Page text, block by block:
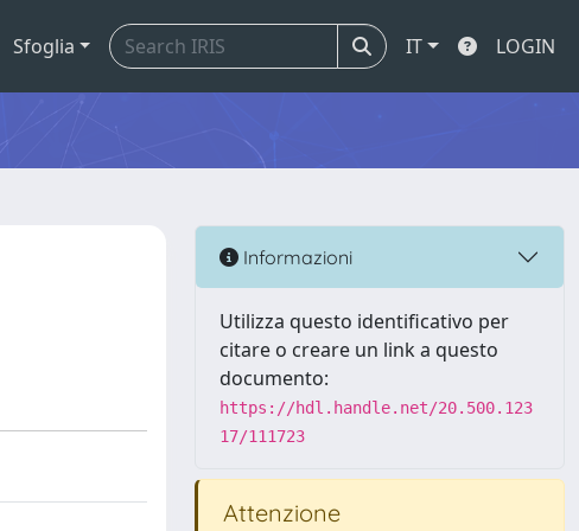
Sfoglia IT LOGIN
Informazioni
Utilizza questo identificativo per
citare o creare un link a questo
documento:
https://hdl.handle.net/20.500.123
17/111723
Attenzione